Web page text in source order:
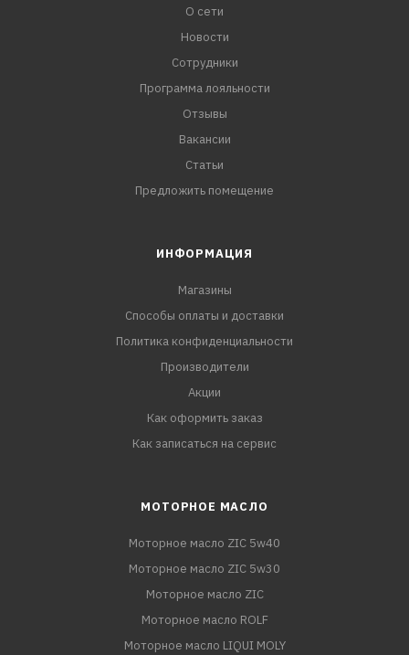
О сети
Новости
Сотрудники
Программа лояльности
Отзывы
Вакансии
Статьи
Предложить помещение
ИНФОРМАЦИЯ
Магазины
Способы оплаты и доставки
Политика конфиденциальности
Производители
Акции
Как оформить заказ
Как записаться на сервис
МОТОРНОЕ МАСЛО
Моторное масло ZIC 5w40
Моторное масло ZIC 5w30
Моторное масло ZIC
Моторное масло ROLF
Моторное масло LIQUI MOLY